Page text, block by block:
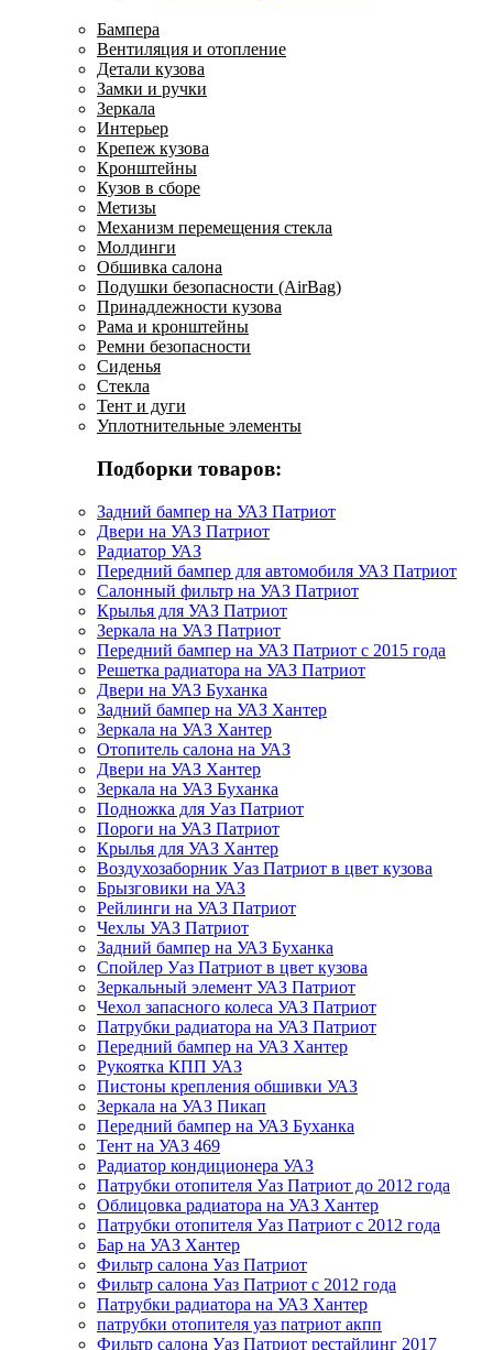
Бампера
Вентиляция и отопление
Детали кузова
Замки и ручки
Зеркала
Интерьер
Крепеж кузова
Кронштейны
Кузов в сборе
Метизы
Механизм перемещения стекла
Молдинги
Обшивка салона
Подушки безопасности (AirBag)
Принадлежности кузова
Рама и кронштейны
Ремни безопасности
Сиденья
Стекла
Тент и дуги
Уплотнительные элементы
Подборки товаров:
Задний бампер на УАЗ Патриот
Двери на УАЗ Патриот
Радиатор УАЗ
Передний бампер для автомобиля УАЗ Патриот
Салонный фильтр на УАЗ Патриот
Крылья для УАЗ Патриот
Зеркала на УАЗ Патриот
Передний бампер на УАЗ Патриот с 2015 года
Решетка радиатора на УАЗ Патриот
Двери на УАЗ Буханка
Задний бампер на УАЗ Хантер
Зеркала на УАЗ Хантер
Отопитель салона на УАЗ
Двери на УАЗ Хантер
Зеркала на УАЗ Буханка
Подножка для Уаз Патриот
Пороги на УАЗ Патриот
Крылья для УАЗ Хантер
Воздухозаборник Уаз Патриот в цвет кузова
Брызговики на УАЗ
Рейлинги на УАЗ Патриот
Чехлы УАЗ Патриот
Задний бампер на УАЗ Буханка
Спойлер Уаз Патриот в цвет кузова
Зеркальный элемент УАЗ Патриот
Чехол запасного колеса УАЗ Патриот
Патрубки радиатора на УАЗ Патриот
Передний бампер на УАЗ Хантер
Рукоятка КПП УАЗ
Пистоны крепления обшивки УАЗ
Зеркала на УАЗ Пикап
Передний бампер на УАЗ Буханка
Тент на УАЗ 469
Радиатор кондиционера УАЗ
Патрубки отопителя Уаз Патриот до 2012 года
Облицовка радиатора на УАЗ Хантер
Патрубки отопителя Уаз Патриот с 2012 года
Бар на УАЗ Хантер
Фильтр салона Уаз Патриот
Фильтр салона Уаз Патриот с 2012 года
Патрубки радиатора на УАЗ Хантер
патрубки отопителя уаз патриот акпп
Фильтр салона Уаз Патриот рестайлинг 2017